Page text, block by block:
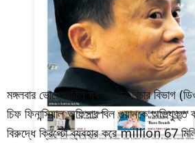
মঙ্গলবার ভোরে মার্কিন যুক্তরাষ্ট্রে বিচার বিভাগ
চিফ ফিনান্সিয়াল অফিসার বিল গুয়ানকে অভিযুক্ত
বিরুদ্ধে ক্রিপ্টো ব্যবহার করে million 67